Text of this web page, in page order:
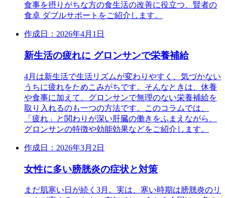
食事を摂りがちな方の食生活の改善に役立つ、賢者の
食卓 ダブルサポートをご紹介します。
作成日：2026年4月1日
新生活の疲れに グロンサンで栄養補給
4月は新生活で生活リズムが変わりやすく、気づかない
うちに疲れをためこみがちです。そんなときは、休養
や食事に加えて、グロンサンで無理のない栄養補給を
取り入れるのも一つの方法です。このコラムでは、
「疲れ」と関わりが深い肝臓の働きをふまえながら、
グロンサンの特徴や効能効果などをご紹介します。
作成日：2026年3月2日
女性に多い膀胱炎の症状と対策
まだ肌寒い日が続く3月。実は、寒い時期は膀胱炎のリ